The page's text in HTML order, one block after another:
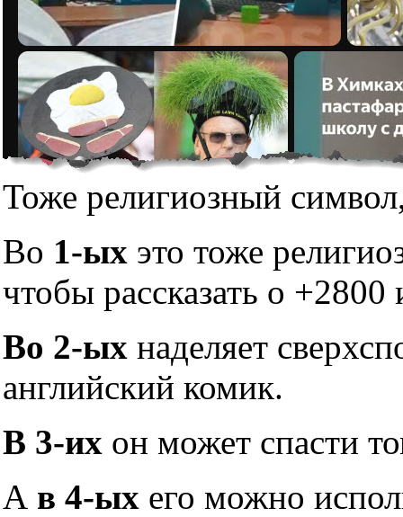
Тоже религиозный
Во 1-ых это тоже
чтобы рассказать о +2800
Во 2-ых наделяет
английский комик.
В 3-их он может спасти
А в 4-ых его можно